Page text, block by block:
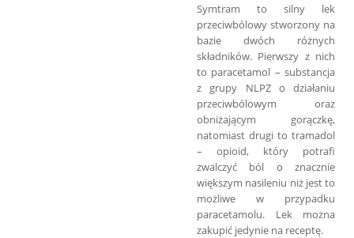
Symtram to silny lek
przeciwbólowy stworzony na
bazie dwóch różnych
składników. Pierwszy z nich
to paracetamol – substancja
z grupy NLPZ o działaniu
przeciwbólowym oraz
obniżającym gorączkę,
natomiast drugi to tramadol
– opioid, który potrafi
zwalczyć ból o znacznie
większym nasileniu niż jest to
możliwe w przypadku
paracetamolu. Lek można
zakupić jedynie na receptę.